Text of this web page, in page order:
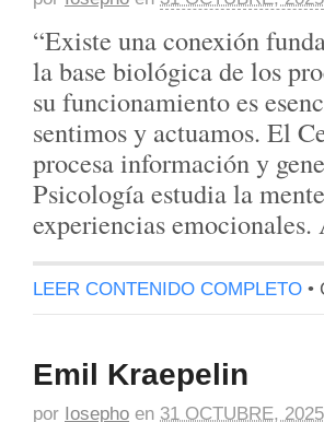
“Existe una conexión
la base biológica de los
su funcionamiento es
sentimos y actuamos. El
procesa información y
Psicología estudia la
experiencias
LEER CONTENIDO COMPLETO •
Emil Kraepelin
por Iosepho en 31 OCTUBRE, 2025